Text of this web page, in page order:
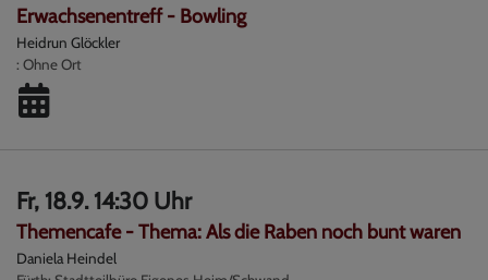
Erwachsenentreff - Bowling
Heidrun Glöckler
Ohne Ort
Fr, 18.9. 14:30 Uhr
Themencafe - Thema: Als die Raben noch bunt waren
Daniela Heindel